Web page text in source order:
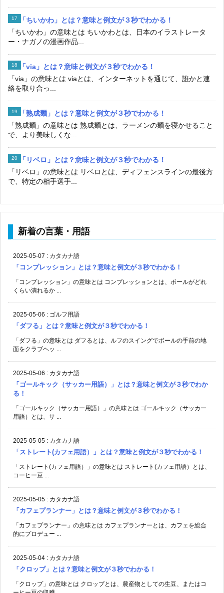
「ちいかわ」とは？意味と例文が３秒でわかる！
「ちいかわ」の意味とは ちいかわとは、日本のイラストレータ
ー・ナガノの漫画作品...
「via」とは？意味と例文が３秒でわかる！
「via」の意味とは viaとは、インターネットを通じて、誰かと連
絡を取り合っ...
「熟成麺」とは？意味と例文が３秒でわかる！
「熟成麺」の意味とは 熟成麺とは、ラーメンの麺を寝かせること
で、より美味しくな...
「リベロ」とは？意味と例文が３秒でわかる！
「リベロ」の意味とは リベロとは、ディフェンスラインの最後方
で、特定の相手選手...
新着の言葉・用語
2025-05-07 : カタカナ語
「コンプレッション」とは？意味と例文が３秒でわかる！
「コンプレッション」の意味とは コンプレッションとは、ボールがどれ
くらい潰れるか ...
2025-05-06 : ゴルフ用語
「ダフる」とは？意味と例文が３秒でわかる！
「ダフる」の意味とは ダフるとは、ルフのスイングでボールの手前の地
面をクラブヘッ ...
2025-05-06 : カタカナ語
「ゴールキック（サッカー用語）」とは？意味と例文が３秒でわか
る！
「ゴールキック（サッカー用語）」の意味とは ゴールキック（サッカー
用語）とは、サ ...
2025-05-05 : カタカナ語
「ストレート(カフェ用語）」とは？意味と例文が３秒でわかる！
「ストレート(カフェ用語）」の意味とは ストレート(カフェ用語）とは、
コーヒー豆 ...
2025-05-05 : カタカナ語
「カフェプランナー」とは？意味と例文が３秒でわかる！
「カフェプランナー」の意味とは カフェプランナーとは、カフェを総合
的にプロデュー ...
2025-05-04 : カタカナ語
「クロップ」とは？意味と例文が３秒でわかる！
「クロップ」の意味とは クロップとは、農産物としての生豆、またはコ